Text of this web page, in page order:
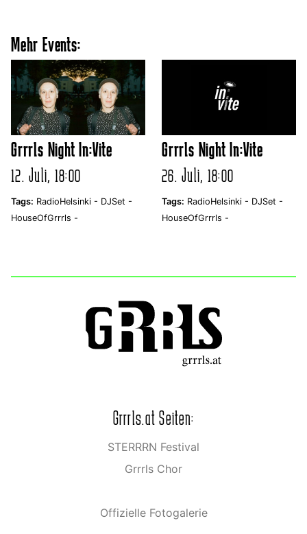
Mehr Events:
Grrrls Night In:Vite
12. Juli, 18:00
Tags: RadioHelsinki - DJSet -
HouseOfGrrrls -
Grrrls Night In:Vite
26. Juli, 18:00
Tags: RadioHelsinki - DJSet -
HouseOfGrrrls -
Grrrls.at Seiten:
STERRRN Festival
Grrrls Chor
Offizielle Fotogalerie